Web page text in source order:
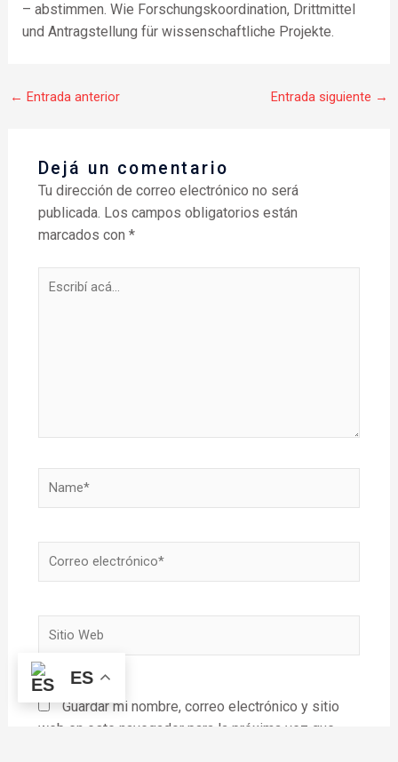
– abstimmen. Wie Forschungskoordination, Drittmittel
und Antragstellung für wissenschaftliche Projekte.
← Entrada anterior Entrada siguiente →
Dejá un comentario
Tu dirección de correo electrónico no será
publicada. Los campos obligatorios están
marcados con *
Escribí
Name*
Correo
Guardar mi nombre, correo electrónico y sitio
web en este navegador para la próxima vez que
ES